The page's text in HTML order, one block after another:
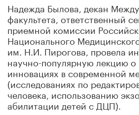
Надежда Былова, декан
факультета, ответственный
приемной комиссии
Национального
им. Н.И. Пирогова, провела
научно-популярную лекцию
инновациях в современной
(исследованиях по
человека, использованию
абилитации детей с ДЦП).